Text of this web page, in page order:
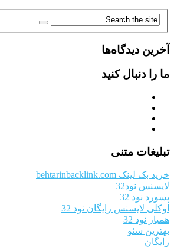
آخرین دیدگاه‌ها
ما را دنبال کنید
تبلیغات متنی
خرید بک لینک behtarinbacklink.com
لایسنس نود32
پسورد نود 32
اوکلی لایسنس رایگان نود 32
همیار نود 32
بهترین سئو
رایگان